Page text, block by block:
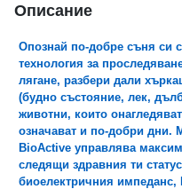
Описание
Опознай по-добре съня си
технология за
лягане, разбери дали
(будно състояние, лек,
животни, които
означават и по-добри дни.
BioActive управлява
следящи здравния ти
биоелектричния импеданс,